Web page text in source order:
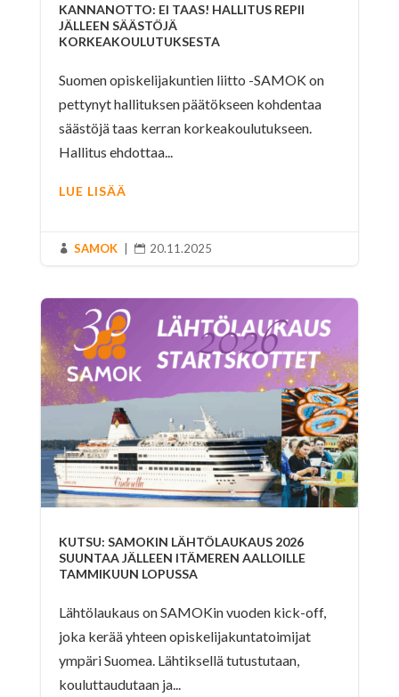
KANNANOTTO: EI TAAS! HALLITUS REPII
JÄLLEEN SÄÄSTÖJÄ
KORKEAKOULUTUKSESTA
Suomen opiskelijakuntien liitto -SAMOK on
pettynyt hallituksen päätökseen kohdentaa
säästöjä taas kerran korkeakoulutukseen.
Hallitus ehdottaa...
LUE LISÄÄ
 SAMOK  20.11.2025
KUTSU: SAMOKIN LÄHTÖLAUKAUS 2026
SUUNTAA JÄLLEEN ITÄMEREN AALLOILLE
TAMMIKUUN LOPUSSA
Lähtölaukaus on SAMOKin vuoden kick-off,
joka kerää yhteen opiskelijakuntatoimijat
ympäri Suomea. Lähtiksellä tutustutaan,
kouluttaudutaan ja...